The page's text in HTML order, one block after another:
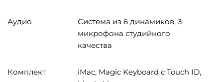
Аудио
Система из 6 динамиков, 3
микрофона студийного
качества
Комплект
iMac, Magic Keyboard с Touch ID,